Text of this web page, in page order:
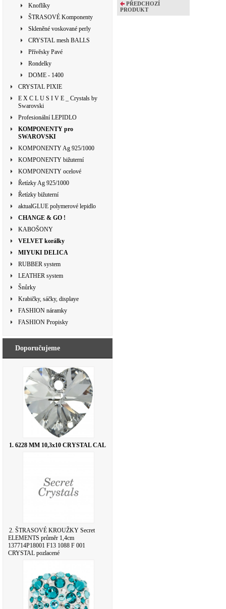
Knoflíky
ŠTRASOVÉ Komponenty
Skleněné voskované perly
CRYSTAL mesh BALLS
Přívěsky Pavé
Rondelky
DOME - 1400
CRYSTAL PIXIE
E X C L U S I V E _ Crystals by
Swarovski
Profesionální LEPIDLO
KOMPONENTY pro
SWAROVSKI
KOMPONENTY Ag 925/1000
KOMPONENTY bižuterní
KOMPONENTY ocelové
Řetízky Ag 925/1000
Řetízky bižuterní
aktualGLUE polymerové lepidlo
CHANGE & GO !
KABOŠONY
VELVET korálky
MIYUKI DELICA
RUBBER system
LEATHER system
Šnůrky
Krabičky, sáčky, displaye
FASHION náramky
FASHION Propisky
Doporučujeme
1. 6228 MM 10,3x10 CRYSTAL CAL
2. ŠTRASOVÉ KROUŽKY Secret
ELEMENTS průměr 1,4cm
137714P18001 F13 1088 F 001
CRYSTAL pozlacené
PŘEDCHOZÍ
PRODUKT